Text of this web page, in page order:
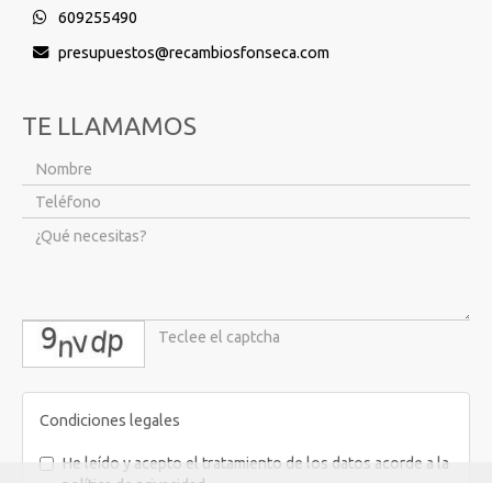
609255490
presupuestos
recambiosfonseca.com
TE LLAMAMOS
captcha
Condiciones legales
He leído y acepto el tratamiento de los datos acorde a la